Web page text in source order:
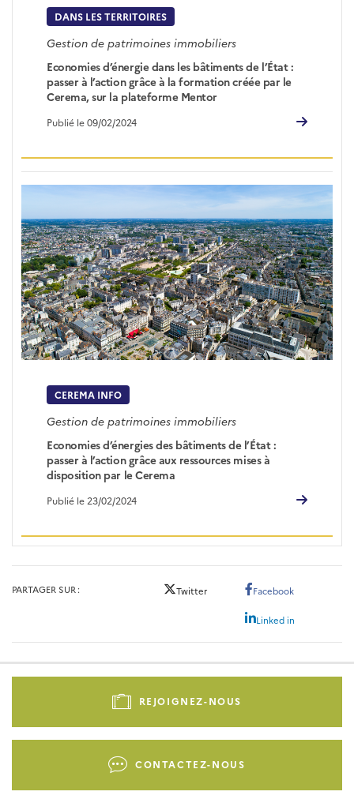
DANS LES TERRITOIRES
Gestion de patrimoines immobiliers
Economies d’énergie dans les bâtiments de l’État :
passer à l’action grâce à la formation créée par le
Cerema, sur la plateforme Mentor
Publié le 09/02/2024
CEREMA INFO
Gestion de patrimoines immobiliers
Economies d’énergies des bâtiments de l’État :
passer à l’action grâce aux ressources mises à
disposition par le Cerema
Publié le 23/02/2024
PARTAGER SUR Twitter Facebook
Linked in
Pied
-
REJOIGNEZ-NOUS
CONTACTEZ-NOUS